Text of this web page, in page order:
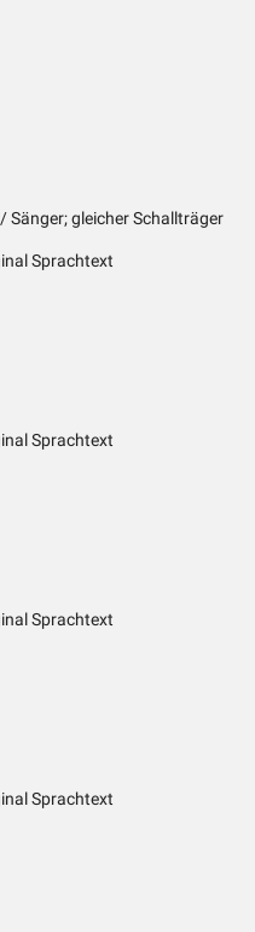
Sänger; gleicher Schallträger
Sprachtext
Sprachtext
Sprachtext
Sprachtext